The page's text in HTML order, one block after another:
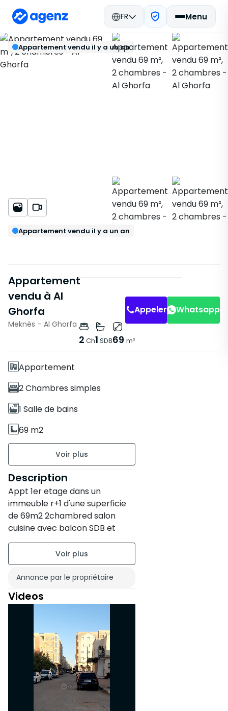
FR Menu
Retour
Immobilier Maroc
Vendu
Meknès Appartement
Al Ghorfa 82638
Enregistrer
Appartement vendu il y a un an
Appartement vendu il y a un an
Appartement
vendu à Al
Ghorfa
Meknès – Al Ghorfa
2 Ch1 SDB69 m²
Appeler Whatsapp
Caractéristiques
Sans Ascenseur
Appartement
2 Chambres simples
1 Salle de bains
69 m2
Non meublé
étage 1
4 appartements par palier
Ancienneté de la
construction : Entre 11 et 20
État du bien : Correct
Balcon
Description
Appt 1er etage dans un
immeuble r+1 d'une superficie
de 69m2 2chambred salon
cuisine avec balcon SDB et
toilette
Annonce par le propriétaire
Videos